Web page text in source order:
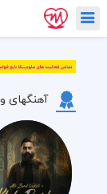
آهنگهای